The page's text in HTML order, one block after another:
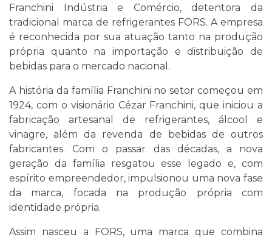
Franchini Indústria e Comércio, detentora da
tradicional marca de refrigerantes FORS. A empresa
é reconhecida por sua atuação tanto na produção
própria quanto na importação e distribuição de
bebidas para o mercado nacional.
A história da família Franchini no setor começou em
1924, com o visionário Cézar Franchini, que iniciou a
fabricação artesanal de refrigerantes, álcool e
vinagre, além da revenda de bebidas de outros
fabricantes. Com o passar das décadas, a nova
geração da família resgatou esse legado e, com
espírito empreendedor, impulsionou uma nova fase
da marca, focada na produção própria com
identidade própria.
Assim nasceu a FORS, uma marca que combina